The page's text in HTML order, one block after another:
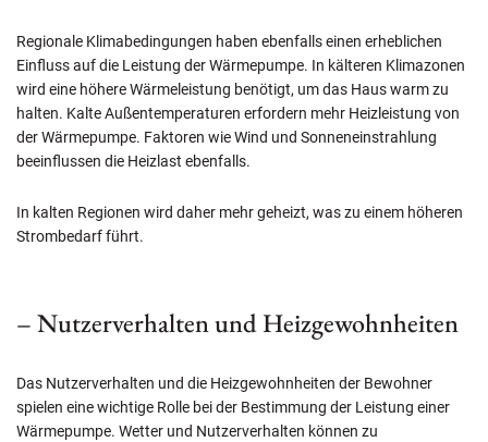
Regionale Klimabedingungen haben ebenfalls einen erheblichen
Einfluss auf die Leistung der Wärmepumpe. In kälteren Klimazonen
wird eine höhere Wärmeleistung benötigt, um das Haus warm zu
halten. Kalte Außentemperaturen erfordern mehr Heizleistung von
der Wärmepumpe. Faktoren wie Wind und Sonneneinstrahlung
beeinflussen die Heizlast ebenfalls.
In kalten Regionen wird daher mehr geheizt, was zu einem höheren
Strombedarf führt.
– Nutzerverhalten und Heizgewohnheiten
Das Nutzerverhalten und die Heizgewohnheiten der Bewohner
spielen eine wichtige Rolle bei der Bestimmung der Leistung einer
Wärmepumpe. Wetter und Nutzerverhalten können zu